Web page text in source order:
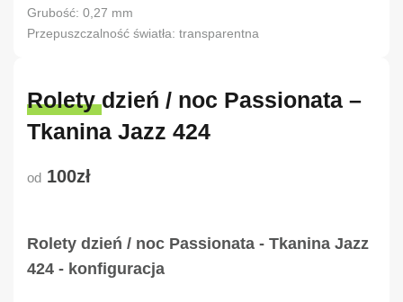
Grubość: 0,27 mm
Przepuszczalność światła: transparentna
Rolety dzień / noc Passionata –
Tkanina Jazz 424
od 100zł
Rolety dzień / noc Passionata - Tkanina Jazz
424 - konfiguracja